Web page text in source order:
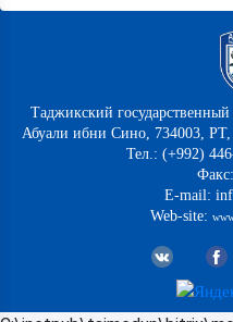
Таджикский
Абуали ибни Сино, 734003,
Тел.: (+992)
E-mail:
Web-site: